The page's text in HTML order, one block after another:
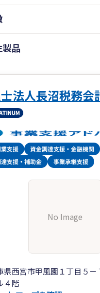
画などの申請書類を自社の
困難です。当事務所では
集しており適時に情報をご
理士かにより銀行の対応
ってきますので、資金調
当事務所にご相談ください。
製品
法人長沼税務会
No Image
県西宮市甲風園１丁目５
４階